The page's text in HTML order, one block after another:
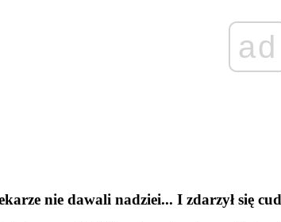
ad
nie dawali nadziei... I zdarzył się